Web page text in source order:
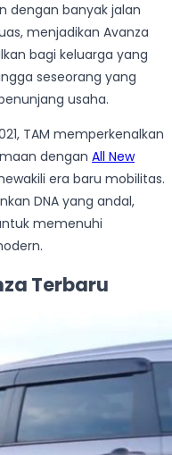
dengan banyak jalan
menjadikan Avanza
bagi keluarga yang
seseorang yang
usaha.
TAM memperkenalkan
dengan All New
era baru mobilitas.
DNA yang andal,
memenuhi
Terbaru